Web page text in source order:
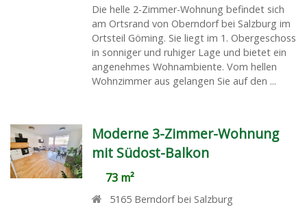
Die helle 2-Zimmer-Wohnung befindet sich
am Ortsrand von Oberndorf bei Salzburg im
Ortsteil Göming. Sie liegt im 1. Obergeschoss
in sonniger und ruhiger Lage und bietet ein
angenehmes Wohnambiente. Vom hellen
Wohnzimmer aus gelangen Sie auf den ...
Moderne 3-Zimmer-Wohnung
mit Südost-Balkon
73 m²
5165 Berndorf bei Salzburg